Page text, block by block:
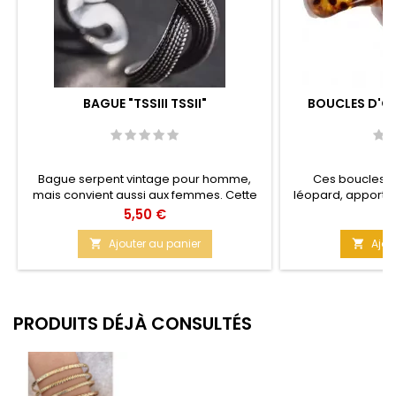
BAGUE "TSSIII TSSII"
Bague serpent vintage pour homme,
mais convient aussi aux femmes. Cette
bague fantaisie ouverte est d'un bel
effet. Matière : Métal vintage Taille : 2 cm
Prix
5,50 €
 Ajouter au panier
BOUCLES
Ces boucles
léopard,
de 3 mailles
différentes.
PRODUITS DÉJÀ CONSULTÉS